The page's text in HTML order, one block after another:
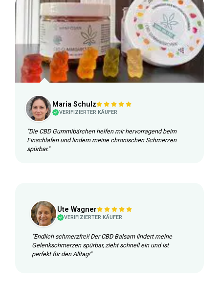
Maria Schulz
VERIFIZIERTER KÄUFER
"Die CBD Gummibärchen helfen mir hervorragend beim
Einschlafen und lindern meine chronischen Schmerzen
spürbar."
Ute Wagner
VERIFIZIERTER KÄUFER
"Endlich schmerzfrei! Der CBD Balsam lindert meine
Gelenkschmerzen spürbar, zieht schnell ein und ist
perfekt für den Alltag!"